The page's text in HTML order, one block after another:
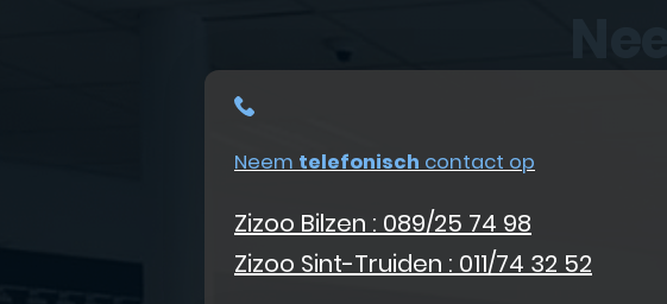
Neem telefonisch contact op
Zizoo Bilzen : 089/25 74 98
Zizoo Sint-Truiden : 011/74 32 52